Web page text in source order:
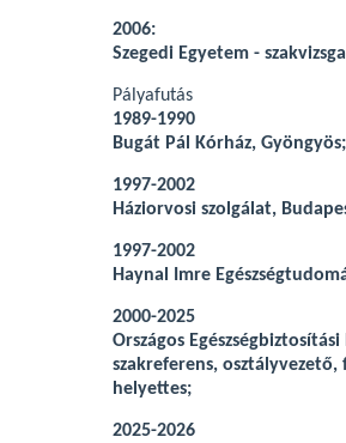
2006:
Szegedi Egyetem -
Pályafutás
1989-1990
Bugát Pál Kórház, Gyöngyös;
1997-2002
Háziorvosi szolgálat,
1997-2002
Haynal Imre
2000-2025
Országos
szakreferens,
helyettes;
2025-2026